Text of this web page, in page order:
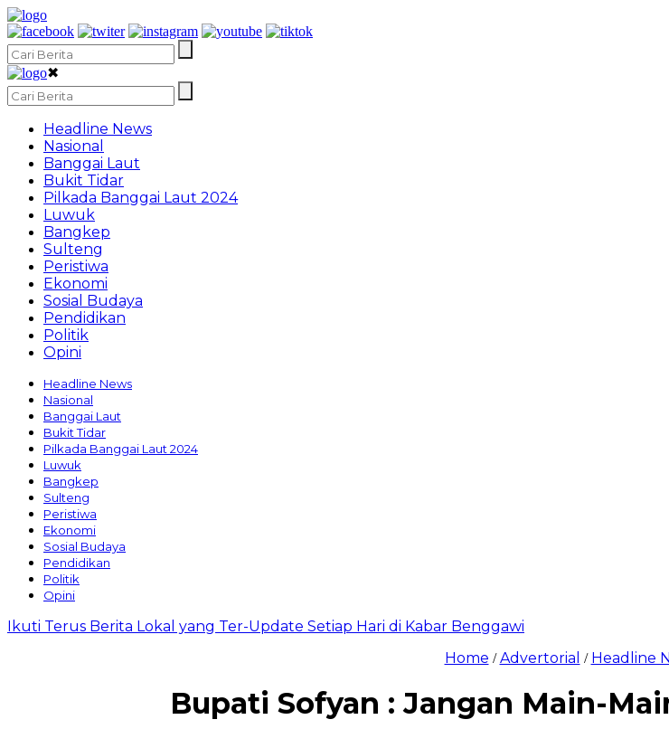
✖
Headline News
Nasional
Banggai Laut
Bukit Tidar
Pilkada Banggai Laut 2024
Luwuk
Bangkep
Sulteng
Peristiwa
Ekonomi
Sosial Budaya
Pendidikan
Politik
Opini
Headline News
Nasional
Banggai Laut
Bukit Tidar
Pilkada Banggai Laut 2024
Luwuk
Bangkep
Sulteng
Peristiwa
Ekonomi
Sosial Budaya
Pendidikan
Politik
Opini
Ikuti Terus Berita Lokal yang Ter-Update Setiap Hari di Kabar Benggawi
Home /Advertorial / Headline
Bupati Sofyan : Jangan Main-